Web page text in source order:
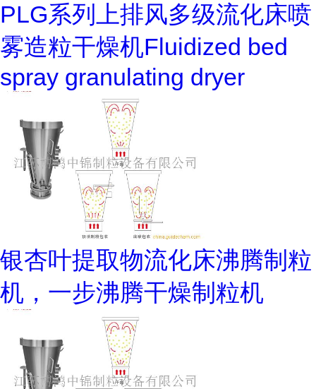
PLG系列上排风多级流化床喷
雾造粒干燥机Fluidized bed
spray granulating dryer
银杏叶提取物流化床沸腾制粒
机，一步沸腾干燥制粒机